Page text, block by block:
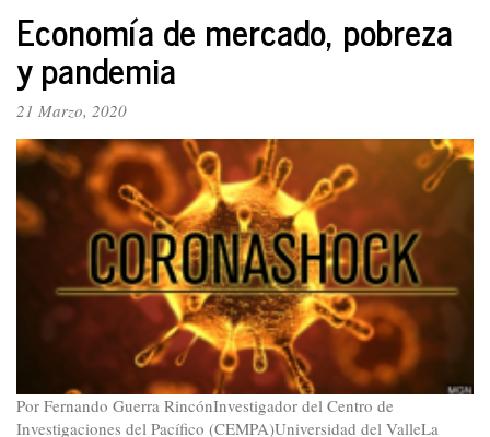
propuesta
enfoque
línea
de
acción.
Coronavirus,
mal
gobierno
urgentes
Economía de mercado, pobreza
y pandemia
21 Marzo, 2020
Por Fernando Guerra RincónInvestigador del Centro de
Investigaciones del Pacífico (CEMPA)Universidad del ValleLa